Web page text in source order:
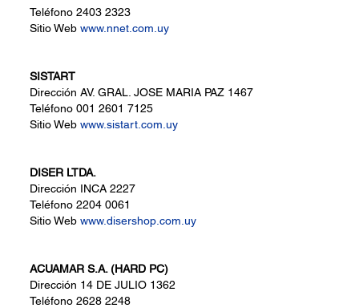
Teléfono 2403 2323
Sitio Web www.nnet.com.uy
SISTART
Dirección AV. GRAL. JOSE MARIA PAZ 1467
Teléfono 001 2601 7125
Sitio Web www.sistart.com.uy
DISER LTDA.
Dirección INCA 2227
Teléfono 2204 0061
Sitio Web www.disershop.com.uy
ACUAMAR S.A. (HARD PC)
Dirección 14 DE JULIO 1362
Teléfono 2628 2248